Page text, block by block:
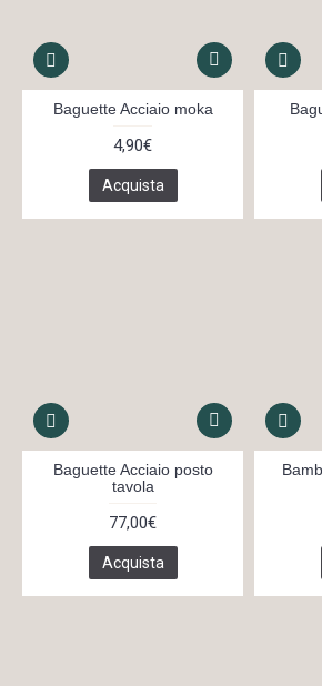
Baguette Acciaio moka
4,90€
Acquista
Baguette Acciaio posto
tavola
77,00€
Acquista